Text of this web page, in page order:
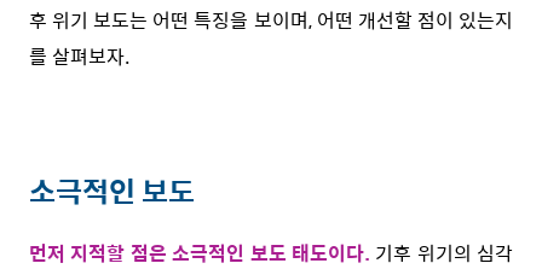
후 위기 보도는 어떤 특징을 보이며, 어떤 개선할 점이 있는지
를 살펴보자.
소극적인 보도
먼저 지적할 점은 소극적인 보도 태도이다. 기후 위기의 심각